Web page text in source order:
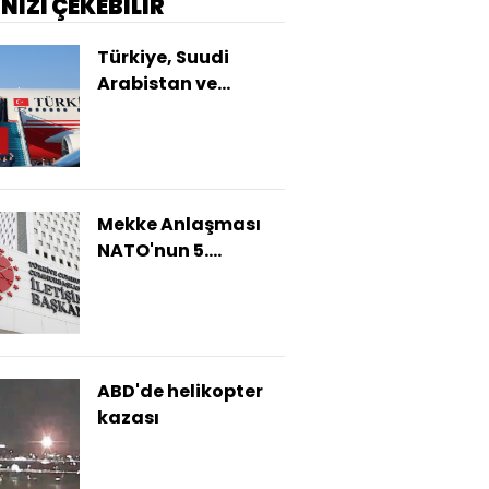
ÇEKEBİLİR
Türkiye, Suudi
Arabistan ve
Mekke Anlaşması
NATO'nun 5.
ABD'de helikopter
kazası